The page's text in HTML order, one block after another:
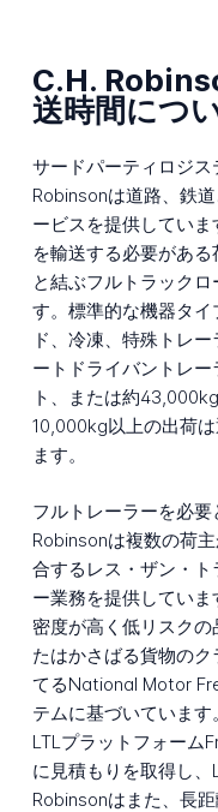
C.H.
送時間につ
サードパーティロジス
Robinsonは道路、鉄
ービスを提供してい
を輸送する必要があ
と結ぶフルトラック
す。標準的な機器タ
ド、冷凍、特殊トレ
ートドライバントレ
ト、または約
10,000kg以上の出荷
ます。
フルトレーラーを必要
Robinsonは複数の荷
合するレス・ザン・
ー業務を提供してい
密度が高く低リスク
たはかさばる貨物の
てるNational Motor
テムに基づいていま
LTLプラットフォーム
に見積もりを取得し、
Robinsonはまた、長